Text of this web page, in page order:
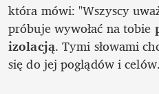
która mówi: "Wszyscy
próbuje wywołać na tobie
izolacją. Tymi słowami
się do jej poglądów i celów.